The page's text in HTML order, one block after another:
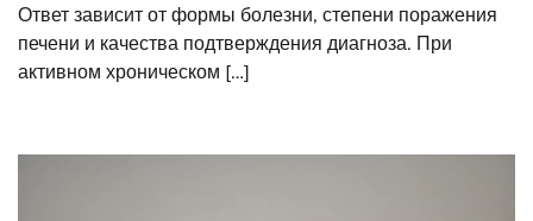
Ответ зависит от формы болезни, степени поражения
печени и качества подтверждения диагноза. При
активном хроническом […]